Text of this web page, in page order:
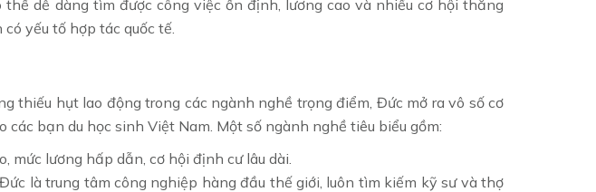
thể dễ dàng tìm được công việc ổn định, lương cao và nhiều cơ hội thăng
yếu tố hợp tác quốc tế.
thiếu hụt lao động trong các ngành nghề trọng điểm, Đức mở ra vô số cơ
các bạn du học sinh Việt Nam. Một số ngành nghề tiêu biểu gồm:
mức lương hấp dẫn, cơ hội định cư lâu dài.
là trung tâm công nghiệp hàng đầu thế giới, luôn tìm kiếm kỹ sư và thợ